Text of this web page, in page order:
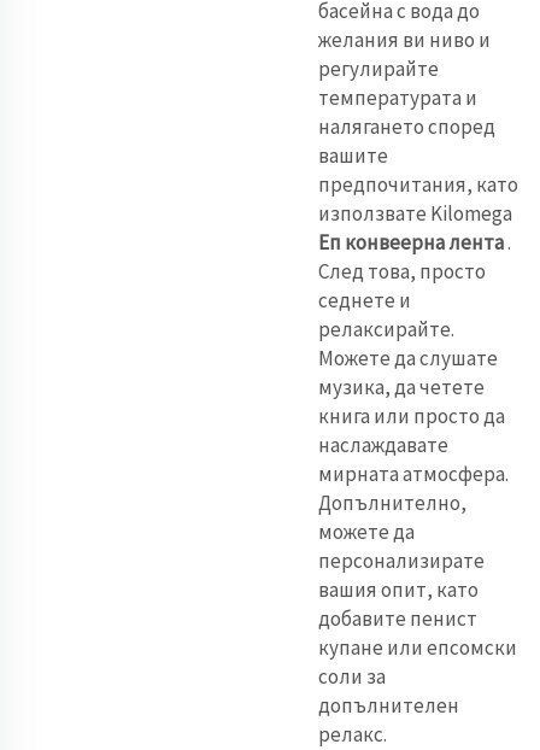
басейна с вода до
желания ви ниво и
регулирайте
температурата и
налягането според
вашите
предпочитания, като
използвате Kilomega
Еп конвеерна лента.
След това, просто
седнете и
релаксирайте.
Можете да слушате
музика, да четете
книга или просто да
наслаждавате
мирната атмосфера.
Допълнително,
можете да
персонализирате
вашия опит, като
добавите пенист
купане или епсомски
соли за
допълнителен
релакс.